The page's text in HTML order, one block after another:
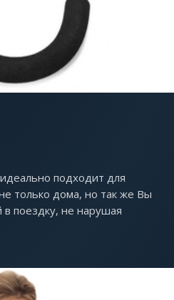
подходит для
только дома, но так же Вы
в поездку, не нарушая